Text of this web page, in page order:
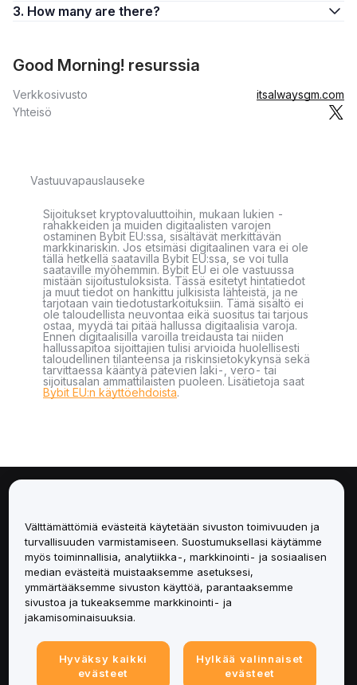
3. How many are there?
Good Morning! resurssia
Verkkosivusto
itsalwaysgm.com
Yhteisö
Vastuuvapauslauseke
Sijoitukset kryptovaluuttoihin, mukaan lukien -
rahakkeiden ja muiden digitaalisten varojen
ostaminen Bybit EU:ssa, sisältävät merkittävän
markkinariskin. Jos etsimäsi digitaalinen vara ei ole
tällä hetkellä saatavilla Bybit EU:ssa, se voi tulla
saataville myöhemmin. Bybit EU ei ole vastuussa
mistään sijoitustuloksista. Tässä esitetyt hintatiedot
ja muut tiedot on hankittu julkisista lähteistä, ja ne
tarjotaan vain tiedotustarkoituksiin. Tämä sisältö ei
ole taloudellista neuvontaa eikä suositus tai tarjous
ostaa, myydä tai pitää hallussa digitaalisia varoja.
Ennen digitaalisilla varoilla treidausta tai niiden
hallussapitoa sijoittajien tulisi arvioida huolellisesti
taloudellinen tilanteensa ja riskinsietokykynsä sekä
tarvittaessa kääntyä pätevien laki-, vero- tai
sijoitusalan ammattilaisten puoleen. Lisätietoja saat
Bybit EU:n käyttöehdoista.
Palvelut
Tuki
Tuotteet
Lakiasiat
Välttämättömiä evästeitä käytetään sivuston toimivuuden ja
turvallisuuden varmistamiseen. Suostumuksellasi käytämme
myös toiminnallisia, analytiikka-, markkinointi- ja sosiaalisen
median evästeitä muistaaksemme asetuksesi,
ymmärtääksemme sivuston käyttöä, parantaaksemme
sivustoa ja tukeaksemme markkinointi- ja
jakamisominaisuuksia.
Hyväksy kaikki
evästeet
Hylkää valinnaiset
evästeet